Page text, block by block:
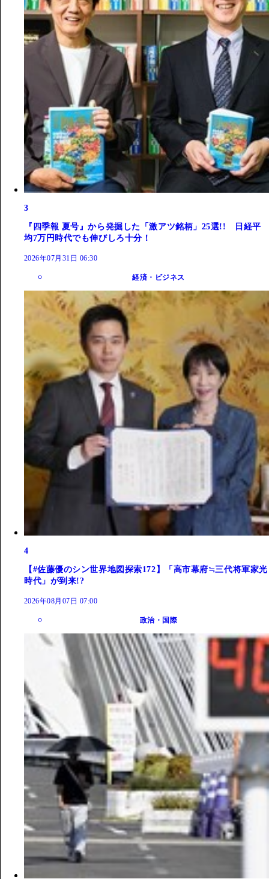
3
『四季報 夏号』から発掘した「激アツ銘柄」25選!! 日経平
均7万円時代でも伸びしろ十分！
2026年07月31日 06:30
経済・ビジネス
4
【#佐藤優のシン世界地図探索172】「高市幕府≒三代将軍家光
時代」が到来!?
2026年08月07日 07:00
政治・国際